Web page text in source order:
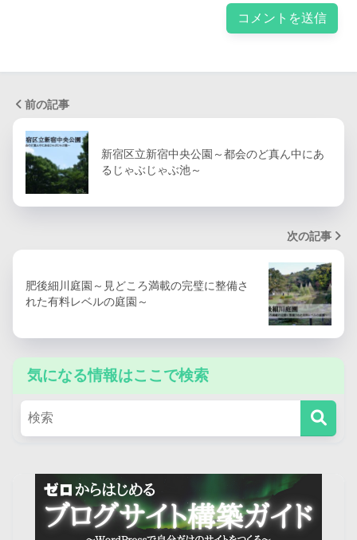
前の記事
新宿区立新宿中央公園～都会のど真ん中にあ
るじゃぶじゃぶ池～
次の記事
肥後細川庭園～見どころ満載の完璧に整備さ
れた有料レベルの庭園～
気になる情報はここで検索